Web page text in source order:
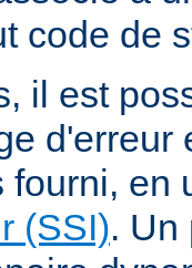
code de
il est
d'erreur
fourni, en
(SSI). Un